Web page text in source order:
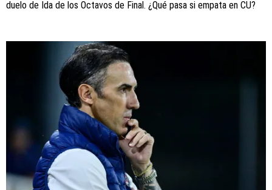
duelo de Ida de los Octavos de Final. ¿Qué pasa si empata en CU?